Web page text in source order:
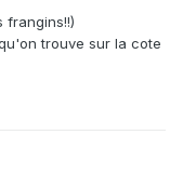
frangins!!)
trouve sur la cote